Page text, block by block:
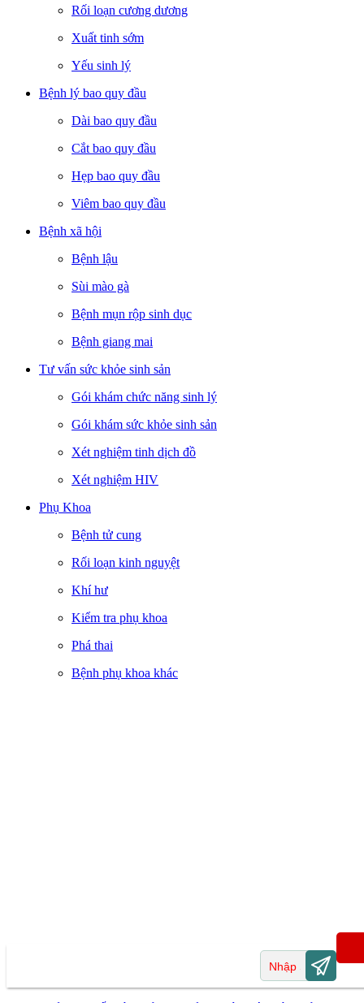
Rối loạn cương dương
Xuất tinh sớm
Yếu sinh lý
Bệnh lý bao quy đầu
Dài bao quy đầu
Cắt bao quy đầu
Hẹp bao quy đầu
Viêm bao quy đầu
Bệnh xã hội
Bệnh lậu
Sùi mào gà
Bệnh mụn rộp sinh dục
Bệnh giang mai
Tư vấn sức khỏe sinh sản
Gói khám chức năng sinh lý
Gói khám sức khỏe sinh sản
Xét nghiệm tinh dịch đồ
Xét nghiệm HIV
Phụ Khoa
Bệnh tử cung
Rối loạn kinh nguyệt
Khí hư
Kiểm tra phụ khoa
Phá thai
Bệnh phụ khoa khác